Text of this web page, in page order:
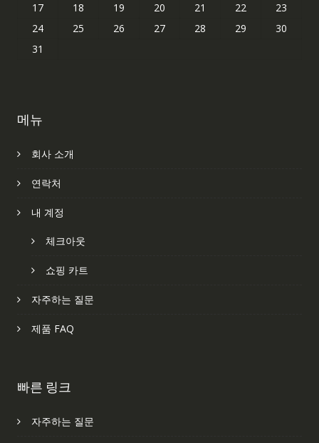
17
18 19 20 21 22
23
24
25 26 27 28 29
30
31
메뉴
회사 소개
연락처
내 계정
체크아웃
쇼핑 카트
자주하는 질문
제품 FAQ
빠른 링크
자주하는 질문